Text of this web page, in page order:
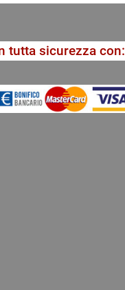
tutta sicurezza con: